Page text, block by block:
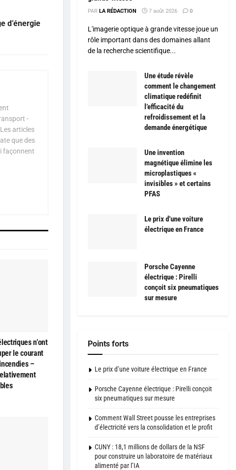
d’énergie
-
articles
que des
façonnent
n’ont
le courant
–
PAR LA RÉDACTION 7 août 2026 0
L'imagerie optique à grande vitesse joue un
rôle important dans des domaines allant
de la recherche scientifique...
Une étude révèle
comment le changement
climatique redéfinit
l’efficacité du
refroidissement et la
demande énergétique
Une invention
magnétique élimine les
microplastiques «
invisibles » et certains
PFAS
Le prix d’une voiture
électrique en France
Porsche Cayenne
électrique : Pirelli
conçoit six pneumatiques
sur mesure
Points forts
Le prix d’une voiture électrique en France
Porsche Cayenne électrique : Pirelli conçoit
six pneumatiques sur mesure
Comment Wall Street pousse les entreprises
d’électricité vers la consolidation et le profit
CUNY : 18,1 millions de dollars de la NSF
pour construire un laboratoire de matériaux
alimenté par l’IA